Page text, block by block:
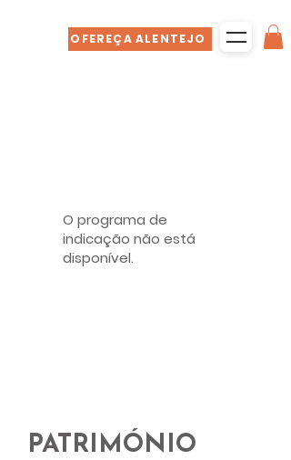
OFEREÇA ALENTEJO
O programa de
indicação não está
disponível.
PATRIMÓNIO